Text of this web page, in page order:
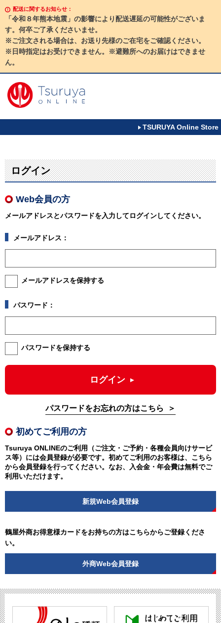
配送に関するお知らせ：
「令和８年熊本地震」の影響により配送遅延の可能性がございま
す。何卒ご了承くださいませ。
※ご注文される場合は、お送り先様のご在宅をご確認ください。
※日時指定はお受けできません。※避難所へのお届けはできませ
ん。
TSURUYA Online Store
ログイン
Web会員の方
メールアドレスとパスワードを入力してログインしてください。
メールアドレス：
メールアドレスを保持する
パスワード：
パスワードを保持する
ログイン
パスワードをお忘れの方はこちら
初めてご利用の方
Tsuruya ONLINEのご利用（ご注文・ご予約・各種会員向けサービ
ス等）には会員登録が必要です。初めてご利用のお客様は、こちら
から会員登録を行ってください。なお、入会金・年会費は無料でご
利用いただけます。
新規Web会員登録
鶴屋外商お得意様カードをお持ちの方はこちらからご登録くださ
い。
外商Web会員登録